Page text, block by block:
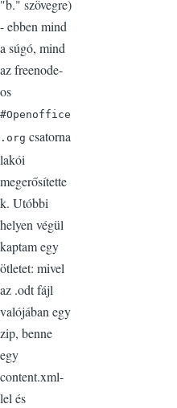
"b." szövegre)
- ebben mind
a súgó, mind
az freenode-
os
#Openoffice
.org csatorna
lakói
megerősítette
k. Utóbbi
helyen végül
kaptam egy
ötletet: mivel
az .odt fájl
valójában egy
zip, benne
egy
content.xml-
lel és